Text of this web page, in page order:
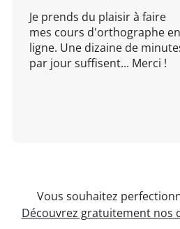
Je prends du plaisir à faire
mes cours d'orthographe en
ligne. Une dizaine de
par jour suffisent... Merci !
Vous souhaitez
Découvrez gratuitement nos